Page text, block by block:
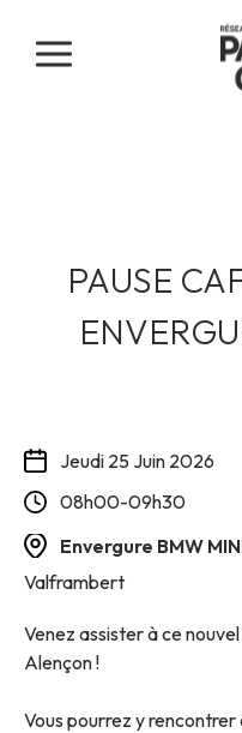
PAUSE
Jeudi 25 Juin 2026
08h00-09h30
Envergure BMW
Valframbert
Venez assister à ce
Alençon !
Vous pourrez y